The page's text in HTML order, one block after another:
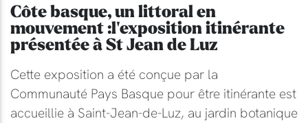
Côte basque, un littoral en
mouvement :l'exposition itinérante
présentée à St Jean de Luz
Cette exposition a été conçue par la
Communauté Pays Basque pour être itinérante est
accueillie à Saint-Jean-de-Luz, au jardin botanique